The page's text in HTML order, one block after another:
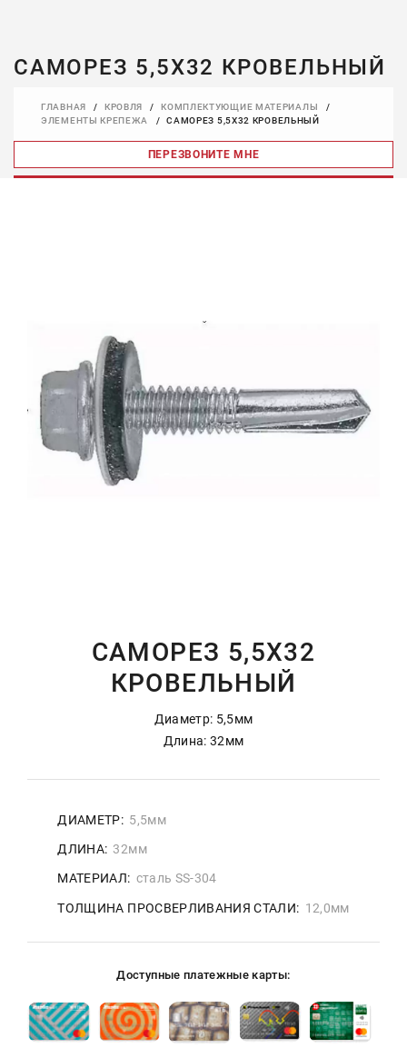
САМОРЕЗ 5,5Х32 КРОВЕЛЬНЫЙ
ГЛАВНАЯ КРОВЛЯ
КОМПЛЕКТУЮЩИЕ МАТЕРИАЛЫ
ЭЛЕМЕНТЫ КРЕПЕЖА
САМОРЕЗ 5,5Х32 КРОВЕЛЬНЫЙ
ПЕРЕЗВОНИТЕ МНЕ
САМОРЕЗ 5,5Х32
КРОВЕЛЬНЫЙ
Диаметр: 5,5мм
Длина: 32мм
ДИАМЕТР: 5,5мм
ДЛИНА: 32мм
МАТЕРИАЛ: сталь SS-304
ТОЛЩИНА ПРОСВЕРЛИВАНИЯ СТАЛИ: 12,0мм
Доступные платежные карты: